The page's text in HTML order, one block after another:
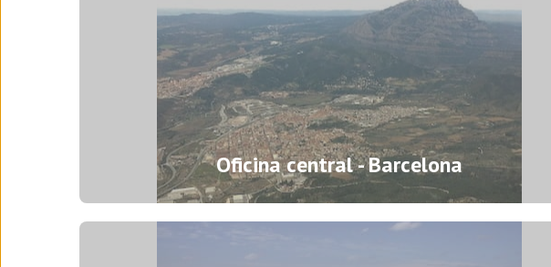
Oficina central - Barcelona